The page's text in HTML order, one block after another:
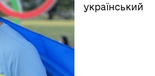
український